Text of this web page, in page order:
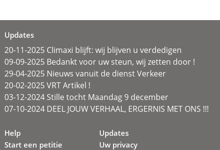
Updates
20-11-2025 Climaxi blijft: wij blijven u verdedigen
09-09-2025 Bedankt voor uw steun, wij zetten door !
29-04-2025 Nieuws vanuit de dienst Verkeer
20-02-2025 VRT Artikel !
03-12-2024 Stille tocht Maandag 9 december
07-10-2024 DEEL JOUW VERHAAL, ERGERNIS MET ONS !!!
Help
Start een petitie
Updates
Uw privacy